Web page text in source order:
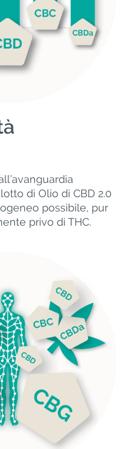
di Olio di CBD 2.0
possibile, pur
privo di THC.